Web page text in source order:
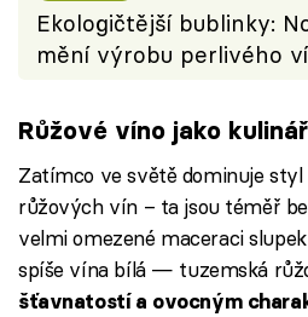
Ekologičtější bublinky:
mění výrobu perlivého
Růžové víno jako
Zatímco ve světě dominuje
růžových vín – ta jsou téměř
velmi omezené maceraci
spíše vína bílá — tuzemská
šťavnatostí a ovocným